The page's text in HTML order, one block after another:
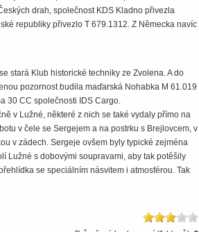
drah, společnost KDS Kladno přivezla
republiky přivezlo T 679.1312. Z Německa navíc
stará Klub historické techniky ze Zvolena. A do
pozornost budila maďarská Nohabka M 61.019
30 CC společnosti IDS Cargo.
v Lužné, některé z nich se také vydaly přímo na
v čele se Sergejem a na postrku s Brejlovcem, v
v zádech. Sergeje ovšem byly typické zejména
Lužné s dobovými soupravami, aby tak potěšily
se speciálním násvitem i atmosférou. Tak